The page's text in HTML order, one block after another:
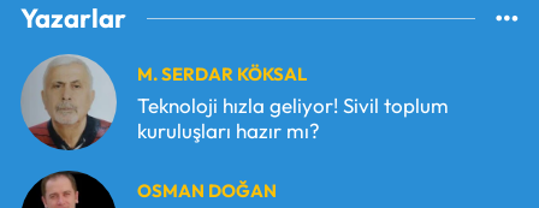
Yazarlar
M. SERDAR KÖKSAL
Teknoloji hızla geliyor! Sivil toplum
kuruluşları hazır mı?
OSMAN DOĞAN